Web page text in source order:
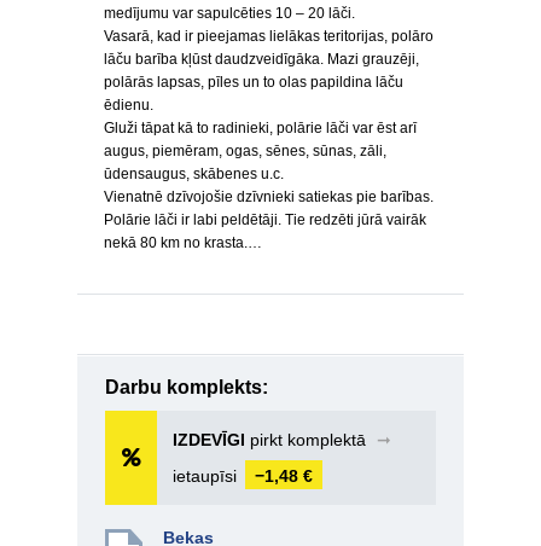
medījumu var sapulcēties 10 – 20 lāči.
Vasarā, kad ir pieejamas lielākas teritorijas, polāro
lāču barība kļūst daudzveidīgāka. Mazi grauzēji,
polārās lapsas, pīles un to olas papildina lāču
ēdienu.
Gluži tāpat kā to radinieki, polārie lāči var ēst arī
augus, piemēram, ogas, sēnes, sūnas, zāli,
ūdensaugus, skābenes u.c.
Vienatnē dzīvojošie dzīvnieki satiekas pie barības.
Polārie lāči ir labi peldētāji. Tie redzēti jūrā vairāk
nekā 80 km no krasta.…
Darbu komplekts:
IZDEVĪGI pirkt komplektā
➞
ietaupīsi
−1,48 €
Bekas